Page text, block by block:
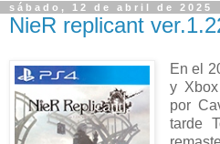
sábado, 12 de abril de 2025
NieR replicant
En el
y
por
tarde